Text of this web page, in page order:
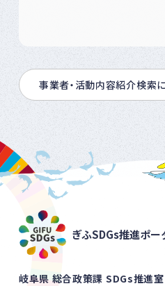
事業者・活動内容紹介検索
ぎふSDGs推進ポー
岐阜県 総合政策課 SDGs推進室